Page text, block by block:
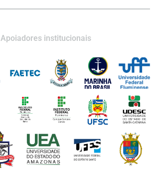
Apoiadores institucionais